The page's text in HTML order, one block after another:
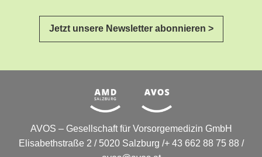
Jetzt unsere Newsletter abonnieren >
AVOS – Gesellschaft für Vorsorgemedizin GmbH
Elisabethstraße 2 / 5020 Salzburg /+ 43 662 88 75 88 /